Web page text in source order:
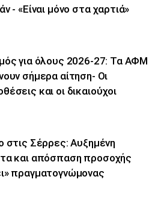
- «Είναι μόνο στα χαρτιά»
για όλους 2026-27: Τα ΑΦΜ
σήμερα αίτηση- Οι
και οι δικαιούχοι
στις Σέρρες: Αυξημένη
και απόσπαση προσοχής
πραγματογνώμονας